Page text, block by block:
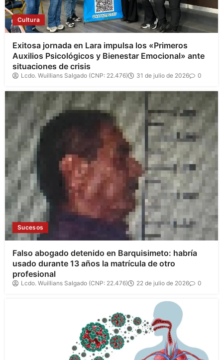
Cultura
Exitosa jornada en Lara impulsa los «Primeros
Auxilios Psicológicos y Bienestar Emocional» ante
situaciones de crisis
Lcdo. Wuillians Salgado (CNP: 22.476) 31 de julio de 2026 0
Sucesos
Falso abogado detenido en Barquisimeto: habría
usado durante 13 años la matrícula de otro
profesional
Lcdo. Wuillians Salgado (CNP: 22.476) 22 de julio de 2026 0